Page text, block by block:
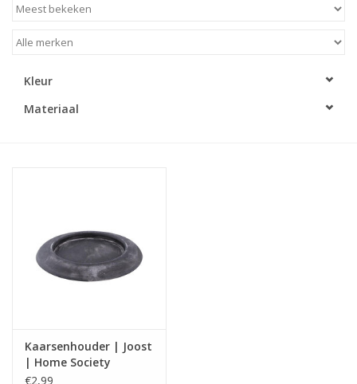
Kaarsenhouders
LED Kaarsen
Merken
Kleur
Materiaal
Kaarsenhouder | Joost
| Home Society
€2,99